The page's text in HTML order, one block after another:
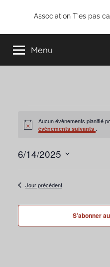
contenu
Association T'es pas
Menu
Évènements
14
juin
2025
Notice
Aucun évènements planifié
évènements suivants .
6/14/2025
uneJour précédent
S’abonner